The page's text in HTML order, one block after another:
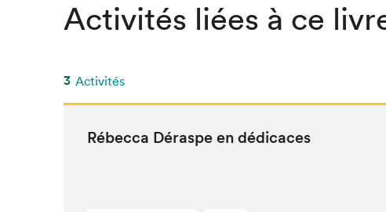
Activités liées à ce
3 Activités
Rébec­ca Déraspe en dédicaces